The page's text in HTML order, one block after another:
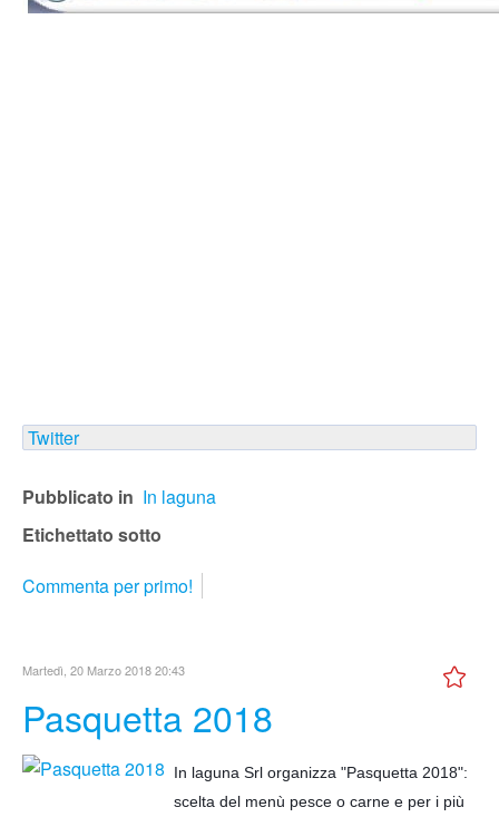
Twitter
Pubblicato in In laguna
Etichettato sotto
Commenta per primo!
Martedì, 20 Marzo 2018 20:43
Pasquetta 2018
In laguna Srl organizza "Pasquetta 2018":
scelta del menù pesce o carne e per i più